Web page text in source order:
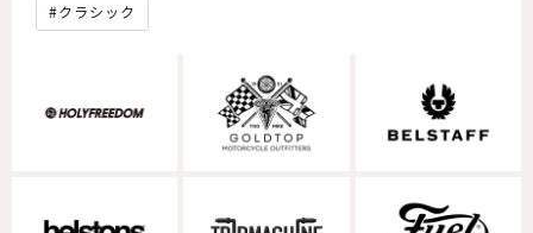
クラシック